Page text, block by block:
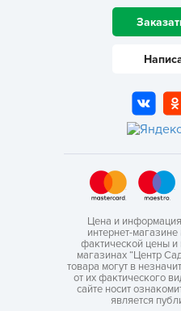
Цена и
интернет-магазине
фактической цены
магазинах “Центр
товара могут в
от их фактического
сайте носит
является